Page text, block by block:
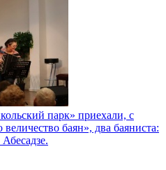
парк» приехали, с
баян», два баяниста: